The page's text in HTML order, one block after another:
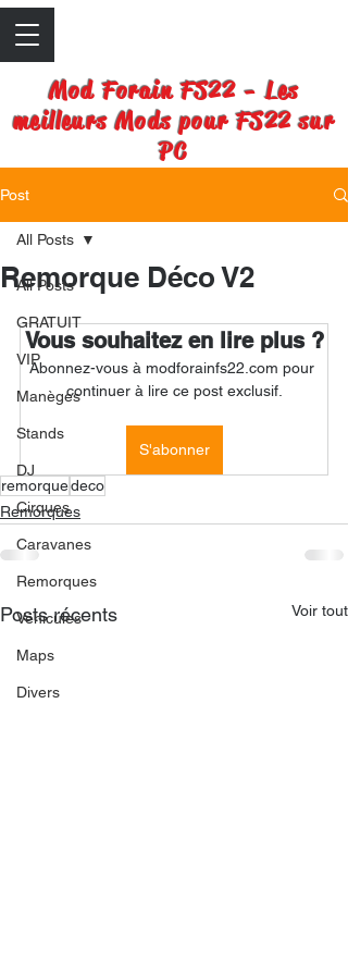
Mod Forain FS22 - Les
meilleurs Mods pour FS22 sur
PC
Post
All Posts
GRATUIT
VIP
Manèges
Stands
DJ
Cirques
Caravanes
Remorques
Véhicules
Maps
Divers
All Posts
Remorque Déco V2
Vous souhaitez en lire plus ?
Abonnez-vous à modforainfs22.com pour
continuer à lire ce post exclusif.
S'abonner
remorquedeco
Remorques
Posts récents Voir tout